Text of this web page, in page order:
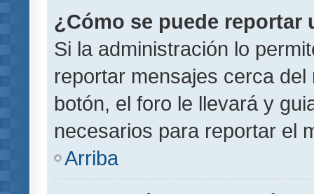
¿Cómo se puede reportar
Si la administración lo
reportar mensajes cerca
botón, el foro le llevará y
necesarios para reportar el
Arriba